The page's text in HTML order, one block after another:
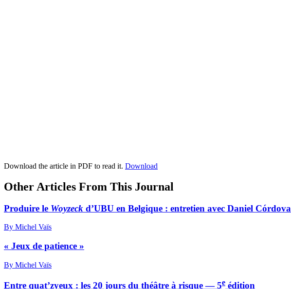
Download the article in PDF to read it. Download
Other Articles From This Journal
Produire le Woyzeck d’UBU en Belgique : entretien avec Daniel Córdova
By Michel Vaïs
« Jeux de patience »
By Michel Vaïs
Entre quat’zyeux : les 20 jours du théâtre à risque — 5e édition